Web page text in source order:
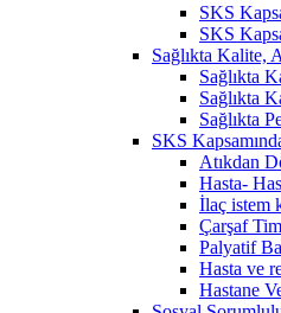
SKS
SKS
Sağlıkta Kalite,
Sağlıkta
Sağlıkta
Sağlıkta
SKS
Atıkdan
Hasta-
İlaç istem
Çarşaf
Palyatif
Hasta ve
Hastane